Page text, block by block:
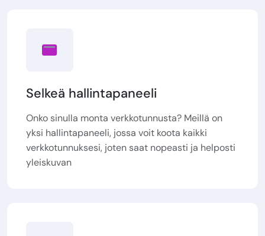
Selkeä hallintapaneeli
Onko sinulla monta verkkotunnusta? Meillä on
yksi hallintapaneeli, jossa voit koota kaikki
verkkotunnuksesi, joten saat nopeasti ja helposti
yleiskuvan